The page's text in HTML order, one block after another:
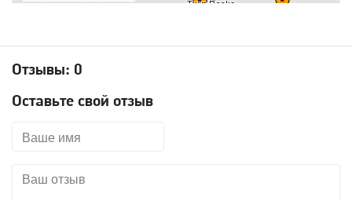
Отзывы: 0
Оставьте свой отзыв